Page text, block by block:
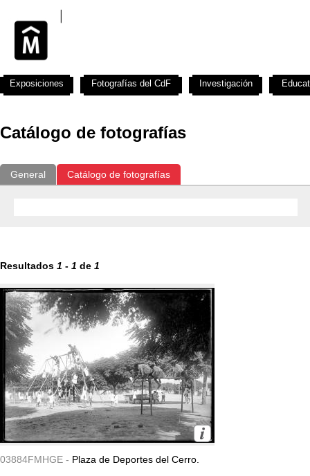
Catálogo de fotografías
General Catálogo de fotografías
Resultados 1 - 1 de 1
03884FMHGE - Plaza de Deportes del Cerro.
Exposiciones Fotografías del CdF Investigación